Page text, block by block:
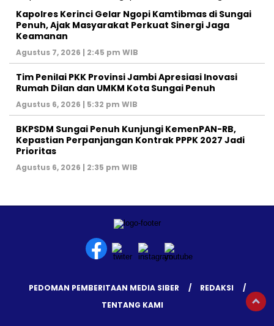
Kapolres Kerinci Gelar Ngopi Kamtibmas di Sungai
Penuh, Ajak Masyarakat Perkuat Sinergi Jaga
Keamanan
Agustus 7, 2026 | 2:45 pm WIB
Tim Penilai PKK Provinsi Jambi Apresiasi Inovasi
Rumah Dilan dan UMKM Kota Sungai Penuh
Agustus 6, 2026 | 5:32 pm WIB
BKPSDM Sungai Penuh Kunjungi KemenPAN-RB,
Kepastian Perpanjangan Kontrak PPPK 2027 Jadi
Prioritas
Agustus 6, 2026 | 2:35 pm WIB
PEDOMAN PEMBERITAAN MEDIA SIBER
REDAKSI
TENTANG KAMI